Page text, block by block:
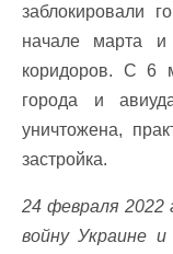
заблокировали
начале марта и
коридоров. С 6
города и
уничтожена,
застройка.
24 февраля 2022
войну Украине